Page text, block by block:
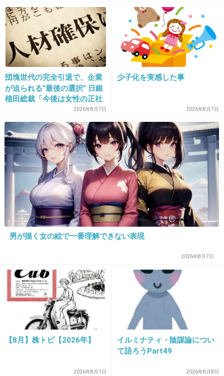
22. 匿名2014/07/06(日) 14:08:14
最新巻の最後の小湊くん何だったんだろう…
携帯みて固まってあの表情。
はやく続きが読みたい！
-4
23. 匿名2014/07/06(日) 14:09:24
冬馬、最終的に当て馬になりそーで怖いなー
+56 -9
24. 匿名2014/07/06(日) 14:09:57
でも読んでていつも「なんでそこですれ違うの
ー！！！」ってなっちゃいます。笑
+105
ストロボエッジ派
晩年まで離婚に応じなかった
親戚の話→「一生復讐にな
る」「これ本人幸せなの？」
ろ強まる福祉活動への思い
団塊世代の完全引退で、企業
が迫られる“最後の選択” 日銀
植田総裁「今後は女性の正社
員化と外国人の人材活用が
鍵」
2026年8月7日
少子化を実感した事
2026年8月7日
男が描く女の絵で一番理解できない表現
2026年8月7日
【8月】株トピ【2026年】
2026年8月1日
イルミナティ・陰謀論につい
て語ろうPart49
2026年8月8日